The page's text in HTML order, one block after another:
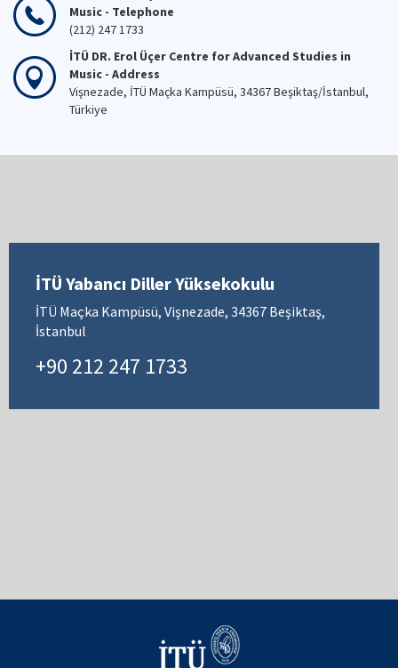
Music - Telephone
(212) 247 1733
İTÜ DR. Erol Üçer Centre for Advanced Studies in
Music - Address
Vişnezade, İTÜ Maçka Kampüsü, 34367 Beşiktaş/İstanbul,
Türkiye
İTÜ Yabancı Diller Yüksekokulu
İTÜ Maçka Kampüsü, Vişnezade, 34367 Beşiktaş,
İstanbul
+90 212 247 1733